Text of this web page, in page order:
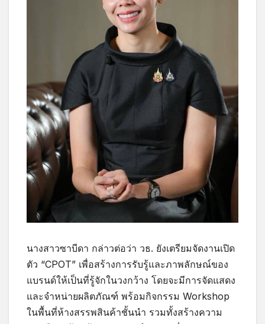
นางสาวซาบีดา กล่าวต่อว่า วธ. ยังเตรียมจัดงานเปิด
ตัว “CPOT” เพื่อสร้างการรับรู้และภาพลักษณ์ของ
แบรนด์ให้เป็นที่รู้จักในวงกว้าง โดยจะมีการจัดแสดง
และจำหน่ายผลิตภัณฑ์ พร้อมกิจกรรม Workshop
ในพื้นที่ห้างสรรพสินค้าชั้นนำ รวมทั้งสร้างความ